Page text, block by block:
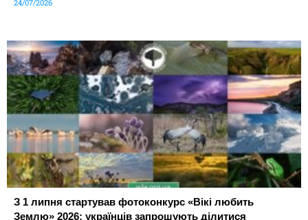
24/07/2026
З 1 липня стартував фотоконкурс «Вікі любить
Землю» 2026: українців запрошують ділитися